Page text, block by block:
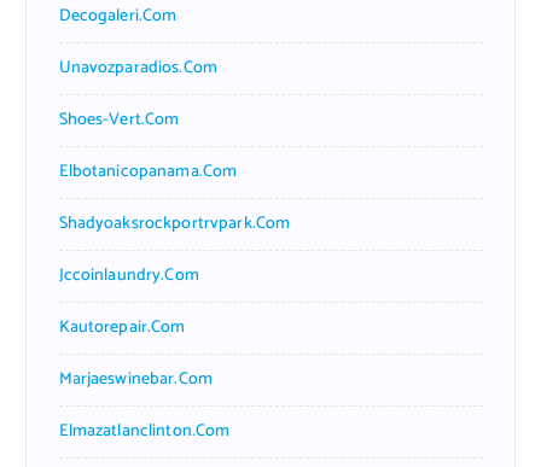
Decogaleri.com
Unavozparadios.com
Shoes-Vert.com
Elbotanicopanama.com
Shadyoaksrockportrvpark.com
Jccoinlaundry.com
Kautorepair.com
Marjaeswinebar.com
Elmazatlanclinton.com